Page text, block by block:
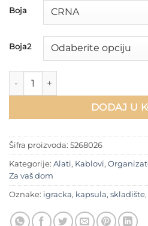
Boja
Boja2
Velike pilule kapsule za
DODAJ U
Šifra proizvoda: 5268026
Kategorije: Alati, Kablovi,
Za vaš dom
Oznake: igracka, kapsula, skladište,